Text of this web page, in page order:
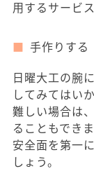
用するサービ
手作りする
日曜大工の腕
してみてはい
難しい場合は
ることもでき
安全面を第一
しょう。